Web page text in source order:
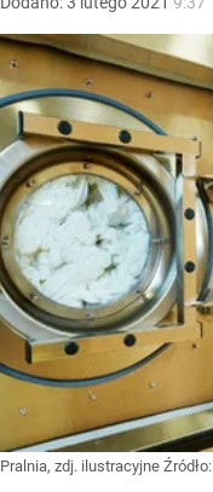
Pralnia, zdj. ilustracyjne Źródło: